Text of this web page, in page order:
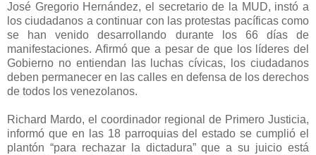
José Gregorio Hernández, el secretario de la MUD, instó a
los ciudadanos a continuar con las protestas pacíficas como
se han venido desarrollando durante los 66 días de
manifestaciones. Afirmó que a pesar de que los líderes del
Gobierno no entiendan las luchas cívicas, los ciudadanos
deben permanecer en las calles en defensa de los derechos
de todos los venezolanos.
Richard Mardo, el coordinador regional de Primero Justicia,
informó que en las 18 parroquias del estado se cumplió el
plantón “para rechazar la dictadura” que a su juicio está